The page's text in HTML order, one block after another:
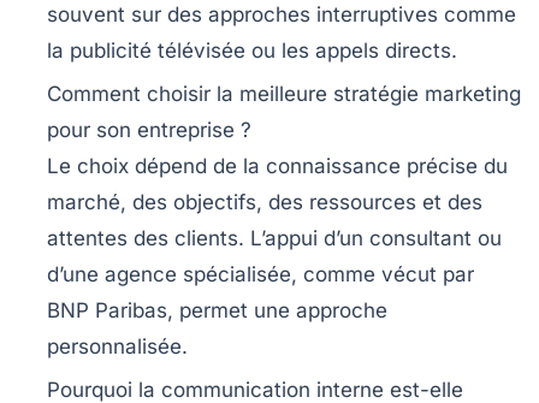
souvent sur des approches interruptives comme
la publicité télévisée ou les appels directs.
Comment choisir la meilleure stratégie marketing
pour son entreprise ?
Le choix dépend de la connaissance précise du
marché, des objectifs, des ressources et des
attentes des clients. L’appui d’un consultant ou
d’une agence spécialisée, comme vécut par
BNP Paribas, permet une approche
personnalisée.
Pourquoi la communication interne est-elle